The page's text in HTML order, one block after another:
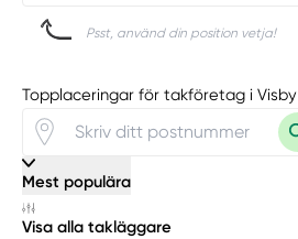
Psst, använd din position vetja!
Topplaceringar för takföretag i Visby
Mest populära
Visa alla takläggare